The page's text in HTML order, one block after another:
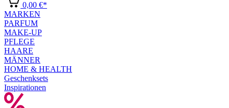
0,00 €*
MARKEN
PARFUM
MAKE-UP
PFLEGE
HAARE
MÄNNER
HOME & HEALTH
Geschenksets
Inspirationen